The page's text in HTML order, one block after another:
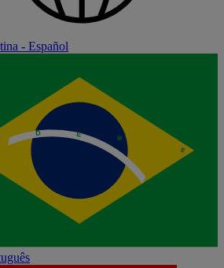
- Español